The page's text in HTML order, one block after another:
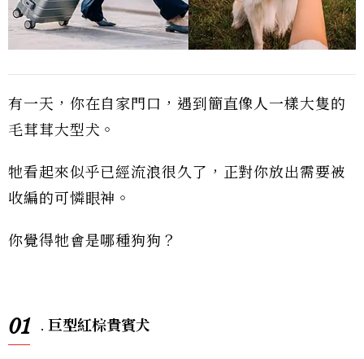
有一天，你在自家門口，遇到簡直像人一樣大隻的
毛茸茸大型犬。
牠看起來似乎已經流浪很久了，正對你放出需要被
收編的可憐眼神。
你覺得牠會是哪種狗狗？
01 . 巨型紅棕貴賓犬